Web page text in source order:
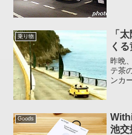
なん
乗り物
「
く
昨晩
テ茶
ンカ
まで
Goods
池交